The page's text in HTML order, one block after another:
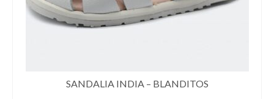
SANDALIA INDIA – BLANDITOS